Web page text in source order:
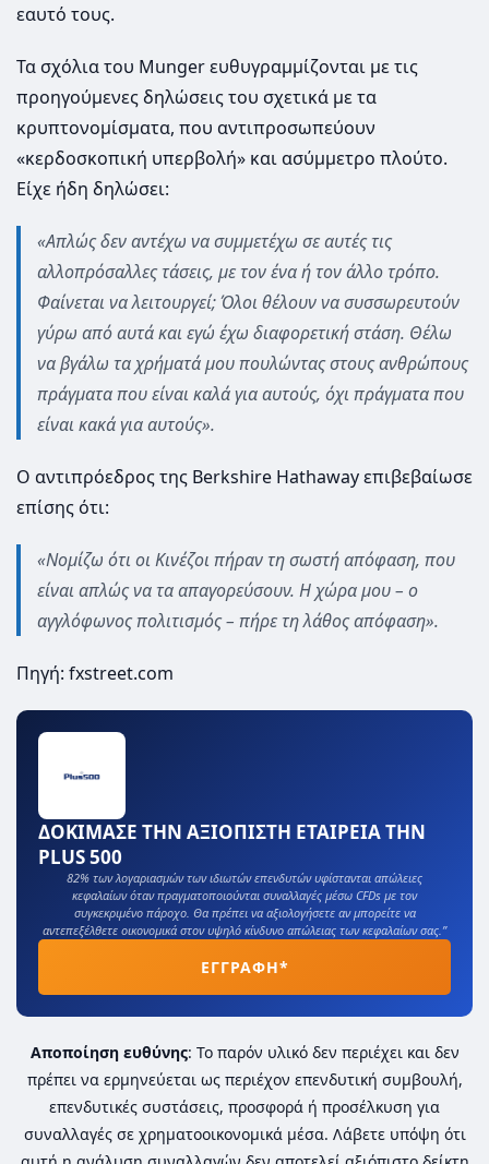
εαυτό τους.
Τα σχόλια του Munger ευθυγραμμίζονται με τις
προηγούμενες δηλώσεις του σχετικά με τα
κρυπτονομίσματα, που αντιπροσωπεύουν
«κερδοσκοπική υπερβολή» και ασύμμετρο πλούτο.
Είχε ήδη δηλώσει:
«Απλώς δεν αντέχω να συμμετέχω σε αυτές τις
αλλοπρόσαλλες τάσεις, με τον ένα ή τον άλλο τρόπο.
Φαίνεται να λειτουργεί; Όλοι θέλουν να συσσωρευτούν
γύρω από αυτά και εγώ έχω διαφορετική στάση. Θέλω
να βγάλω τα χρήματά μου πουλώντας στους ανθρώπους
πράγματα που είναι καλά για αυτούς, όχι πράγματα που
είναι κακά για αυτούς».
Ο αντιπρόεδρος της Berkshire Hathaway επιβεβαίωσε
επίσης ότι:
«Νομίζω ότι οι Κινέζοι πήραν τη σωστή απόφαση, που
είναι απλώς να τα απαγορεύσουν. Η χώρα μου – ο
αγγλόφωνος πολιτισμός – πήρε τη λάθος απόφαση».
Πηγή: fxstreet.com
ΔΟΚΙΜΑΣΕ ΤΗΝ ΑΞΙΟΠΙΣΤΗ ΕΤΑΙΡΕΙΑ ΤΗΝ
PLUS 500
82% των λογαριασμών των ιδιωτών επενδυτών υφίστανται απώλειες
κεφαλαίων όταν πραγματοποιούνται συναλλαγές μέσω CFDs με τον
συγκεκριμένο πάροχο. Θα πρέπει να αξιολογήσετε αν μπορείτε να
αντεπεξέλθετε οικονομικά στον υψηλό κίνδυνο απώλειας των κεφαλαίων σας.”
ΕΓΓΡΑΦΗ*
Αποποίηση ευθύνης: Το παρόν υλικό δεν περιέχει και δεν
πρέπει να ερμηνεύεται ως περιέχον επενδυτική συμβουλή,
επενδυτικές συστάσεις, προσφορά ή προσέλκυση για
συναλλαγές σε χρηματοοικονομικά μέσα. Λάβετε υπόψη ότι